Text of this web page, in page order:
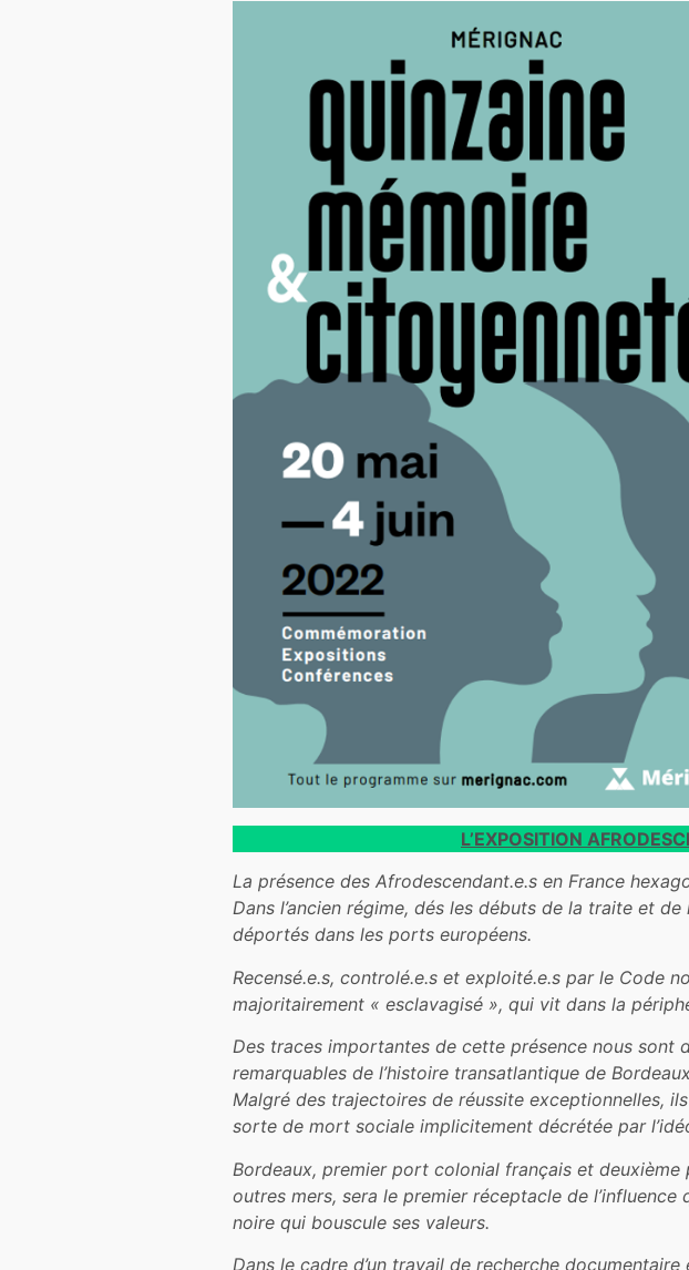
L’EXPOSITION
La présence desAfrodescendant.e.s enFrance
Dans l’ancien régime, dés les débuts de la traite et
déportés dans les ports européens.
Recensé.e.s,controlé.e.s etexploité.e.s par le Code
majoritairement « esclavagisé », qui vit dans la
Des traces importantes de cette présence nous sont
remarquables del’histoire transatlantique deB
Malgré des trajectoires deréussite exceptionnelles,ils
sorte de mortsociale implicitement décrétée par
Bordeaux, premier port colonial français etdeuxième
outres mers, sera le premierréceptacle del’influence
noire qui bouscule ses valeurs.
Dans le cadre d’un travail de recherche